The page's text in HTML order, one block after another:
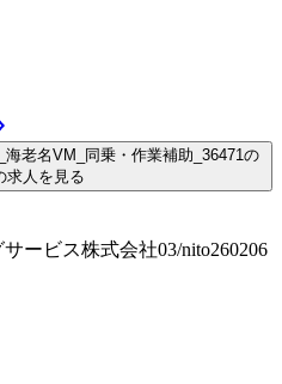
老名VM_同乗・作業補助_36471の
求人を見る
ービス株式会社03/nito260206